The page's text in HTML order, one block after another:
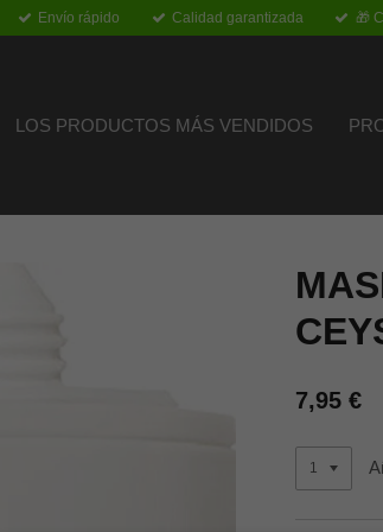
Envío rápido Calidad garantizada 🎁
LOS PRODUCTOS MÁS VENDIDOS
7,95 €